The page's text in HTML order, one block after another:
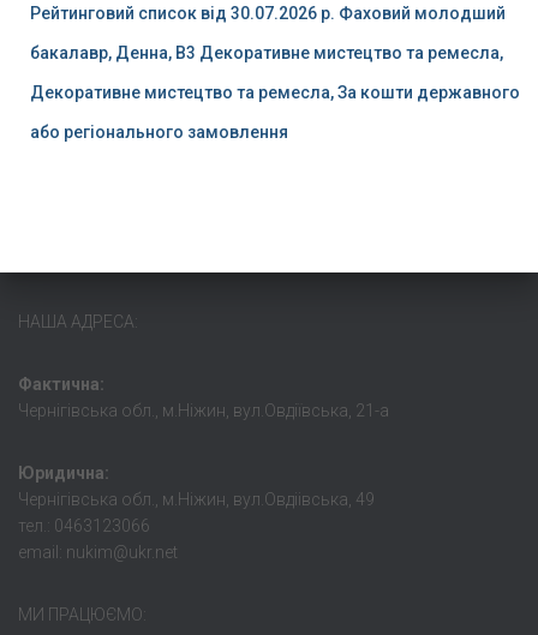
Рейтинговий список від 30.07.2026 р. Фаховий молодший
бакалавр, Денна, B3 Декоративне мистецтво та ремесла,
Декоративне мистецтво та ремесла, За кошти державного
або регіонального замовлення
НАША АДРЕСА:
Фактична:
Чернігівська обл., м.Ніжин, вул.Овдіївська, 21-а
Юридична:
Чернігівська обл., м.Ніжин, вул.Овдіівська, 49
тел.: 0463123066
email: nukim@ukr.net
МИ ПРАЦЮЄМО: